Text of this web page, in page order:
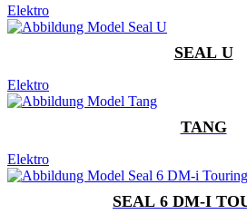
Elektro
SEAL U
Elektro
TANG
Elektro
SEAL 6 DM-I